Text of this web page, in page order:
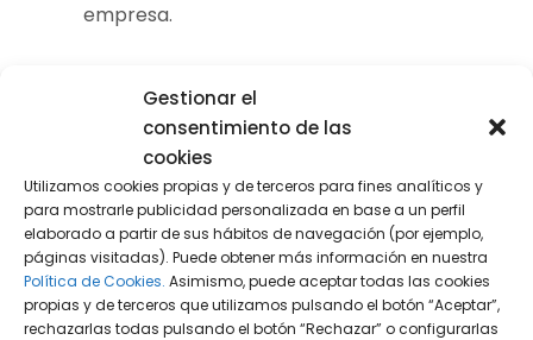
Gestionar el
consentimiento de las
cookies
Utilizamos cookies propias y de terceros para fines analíticos y
para mostrarle publicidad personalizada en base a un perfil
elaborado a partir de sus hábitos de navegación (por ejemplo,
páginas visitadas). Puede obtener más información en nuestra
Política de Cookies. Asimismo, puede aceptar todas las cookies
propias y de terceros que utilizamos pulsando el botón “Aceptar”,
rechazarlas todas pulsando el botón “Rechazar” o configurarlas
empresa.
Infracción de derechos de software y
medidas legales
El uso no autorizado, la copia, modificación o
distribución de software protegido constituye
unainfracción de derechos de autor. En
estos casos, el titular puede: